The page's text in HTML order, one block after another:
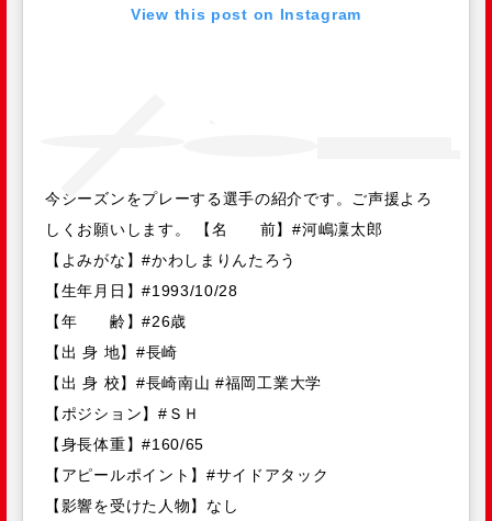
View this post on Instagram
今シーズンをプレーする選手の紹介です。ご声援よろ
しくお願いします。 【名 前】#河嶋凜太郎
【よみがな】#かわしまりんたろう
【生年月日】#1993/10/28
【年 齢】#26歳
【出 身 地】#長崎
【出 身 校】#長崎南山 #福岡工業大学
【ポジション】#ＳＨ
【身長体重】#160/65
【アピールポイント】#サイドアタック
【影響を受けた人物】なし